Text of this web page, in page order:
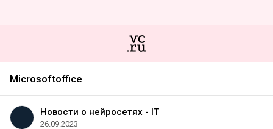
Microsoftoffice
Новости о нейросетях - IT
26.09.2023